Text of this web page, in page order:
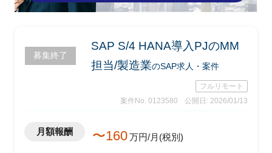
募集終了
SAP S/4 HANA導入PJのMM
担当/製造業のSAP求人・案件
フルリモート
案件No. 0123580
公開日: 2026/01/13
月額報酬 〜160万円/月(税別)